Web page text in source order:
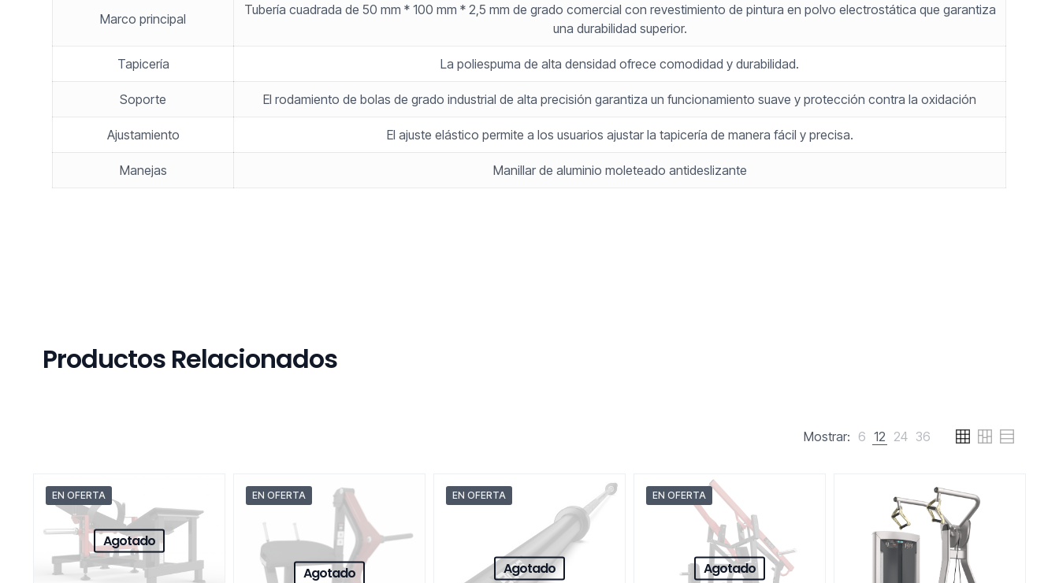
Marco principal
Tubería cuadrada de 50 mm * 100 mm * 2,5 mm de grado comercial con revestimiento de pintura en polvo electrostática que garantiza
una durabilidad superior.
Tapicería La poliespuma de alta densidad ofrece comodidad y durabilidad.
Soporte El rodamiento de bolas de grado industrial de alta precisión garantiza un funcionamiento suave y protección contra la oxidación
Ajustamiento El ajuste elástico permite a los usuarios ajustar la tapicería de manera fácil y precisa.
Manejas Manillar de aluminio moleteado antideslizante
Productos Relacionados
Mostrar: 6 12 24 36
EN OFERTA
Agotado
EN OFERTA
Agotado
EN OFERTA
Agotado
EN OFERTA
Agotado